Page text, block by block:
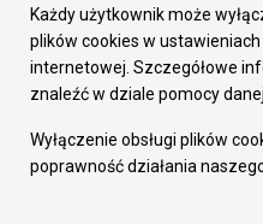
Pozostałe
Deklaracja dostępności
Dane osobowe
Dodaj opinię o witrynie
Każdy użytkownik może
plików cookies w
internetowej. Szczegółowe
znaleźć w dziale pomocy
Wyłączenie obsługi plików
poprawność działania